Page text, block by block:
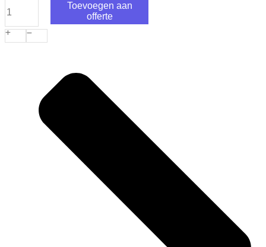
Twents
Bont
Dikformaat
6cm
Toevoegen aan
offerte